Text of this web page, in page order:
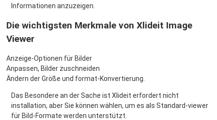
Informationen anzuzeigen.
Die wichtigsten Merkmale von Xlideit Image
Viewer
Anzeige-Optionen für Bilder
Anpassen, Bilder zuschneiden
Ändern der Größe und format-Konvertierung.
Das Besondere an der Sache ist Xlideit erfordert nicht
installation, aber Sie können wählen, um es als Standard-viewer
für Bild-Formate werden unterstützt.